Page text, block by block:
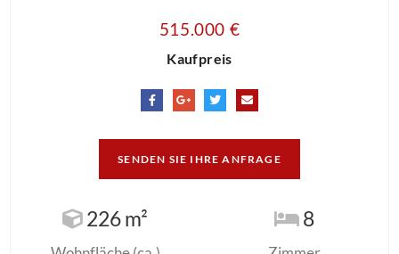
515.000 €
Kaufpreis
SENDEN SIE IHRE ANFRAGE
226 m² 8